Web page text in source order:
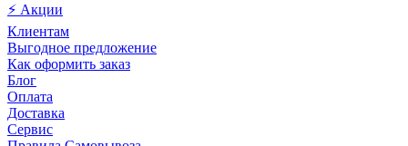
⚡ Акции
Клиентам
Выгодное предложение
Как оформить заказ
Блог
Оплата
Доставка
Сервис